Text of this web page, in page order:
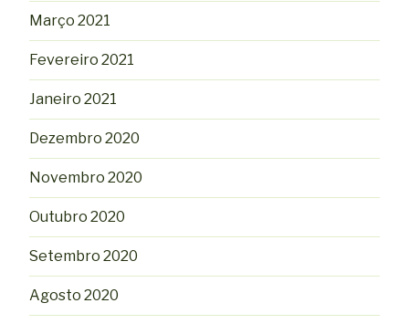
Março 2021
Fevereiro 2021
Janeiro 2021
Dezembro 2020
Novembro 2020
Outubro 2020
Setembro 2020
Agosto 2020